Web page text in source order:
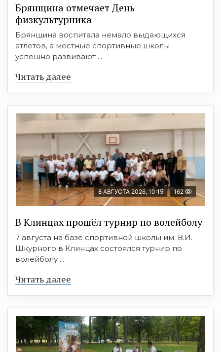
Брянщина отмечает День
физкультурника
Брянщина воспитала немало выдающихся
атлетов, а местные спортивные школы
успешно развивают ...
Читать далее
8 АВГУСТА 2026, 10:15 162
В Клинцах прошёл турнир по волейболу
7 августа на базе спортивной школы им. В.И.
Шкурного в Клинцах состоялся турнир по
волейболу ...
Читать далее